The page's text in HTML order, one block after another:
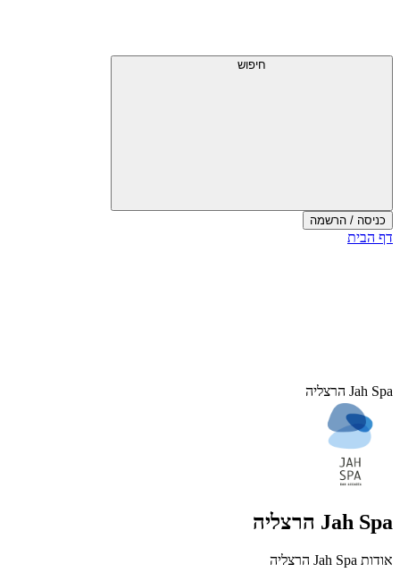
חיפוש
כניסה / הרשמה
דף הבית
Jah Spa הרצליה
Jah Spa הרצליה
אודות Jah Spa הרצליה